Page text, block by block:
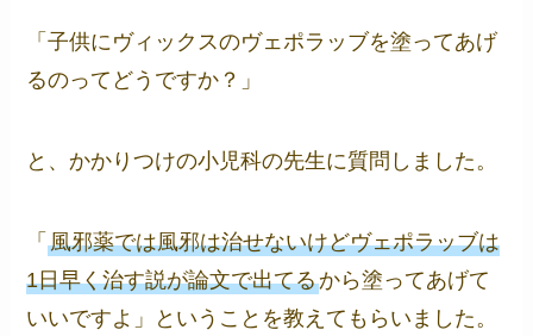
「子供にヴィックスのヴェポラッブを塗ってあげ
るのってどうですか？」
と、かかりつけの小児科の先生に質問しました。
「風邪薬では風邪は治せないけどヴェポラッブは
1日早く治す説が論文で出てるから塗ってあげて
いいですよ」ということを教えてもらいました。